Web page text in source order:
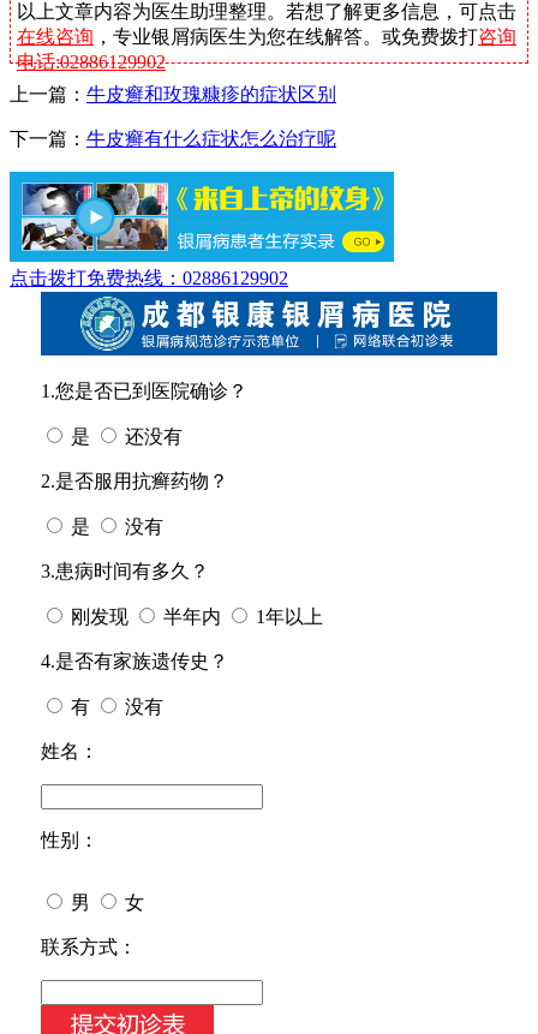
以上文章内容为医生助理整理。若想了解更多信息，可点击
在线咨询 ，专业银屑病医生为您在线解答。或免费拨打咨询
电话:02886129902
上一篇： 牛皮癣和玫瑰糠疹的症状区别
下一篇： 牛皮癣有什么症状怎么治疗呢
点击拨打免费热线：02886129902
1.您是否已到医院确诊？
是 还没有
2.是否服用抗癣药物？
是 没有
3.患病时间有多久？
刚发现 半年内 1年以上
4.是否有家族遗传史？
有 没有
姓名：
性别：
男 女
今天日期：
联系方式：